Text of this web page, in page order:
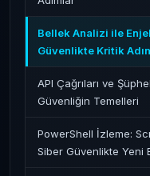
Bellek Analizi ile
Güvenlikte Kritik
API Çağrıları ve
Güvenliğin Temelleri
PowerShell İzleme:
Siber Güvenlikte Yeni